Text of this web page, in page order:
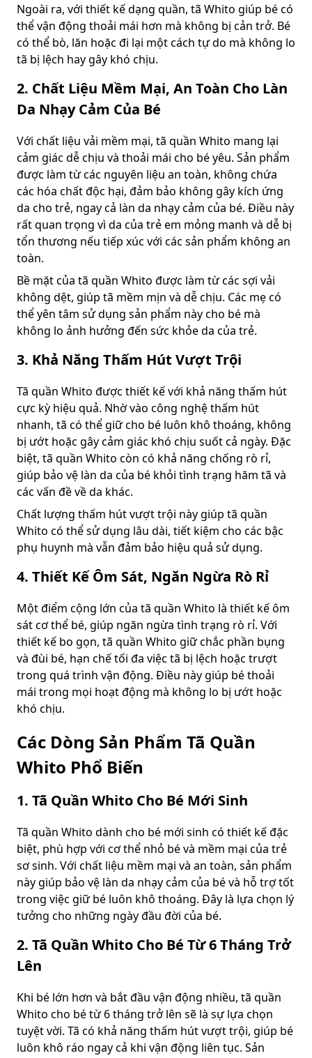
Ngoài ra, với thiết kế dạng quần, tã Whito giúp bé có
thể vận động thoải mái hơn mà không bị cản trở. Bé
có thể bò, lăn hoặc đi lại một cách tự do mà không lo
tã bị lệch hay gây khó chịu.
2. Chất Liệu Mềm Mại, An Toàn Cho Làn
Da Nhạy Cảm Của Bé
Với chất liệu vải mềm mại, tã quần Whito mang lại
cảm giác dễ chịu và thoải mái cho bé yêu. Sản phẩm
được làm từ các nguyên liệu an toàn, không chứa
các hóa chất độc hại, đảm bảo không gây kích ứng
da cho trẻ, ngay cả làn da nhạy cảm của bé. Điều này
rất quan trọng vì da của trẻ em mỏng manh và dễ bị
tổn thương nếu tiếp xúc với các sản phẩm không an
toàn.
Bề mặt của tã quần Whito được làm từ các sợi vải
không dệt, giúp tã mềm mịn và dễ chịu. Các mẹ có
thể yên tâm sử dụng sản phẩm này cho bé mà
không lo ảnh hưởng đến sức khỏe da của trẻ.
3. Khả Năng Thấm Hút Vượt Trội
Tã quần Whito được thiết kế với khả năng thấm hút
cực kỳ hiệu quả. Nhờ vào công nghệ thấm hút
nhanh, tã có thể giữ cho bé luôn khô thoáng, không
bị ướt hoặc gây cảm giác khó chịu suốt cả ngày. Đặc
biệt, tã quần Whito còn có khả năng chống rò rỉ,
giúp bảo vệ làn da của bé khỏi tình trạng hăm tã và
các vấn đề về da khác.
Chất lượng thấm hút vượt trội này giúp tã quần
Whito có thể sử dụng lâu dài, tiết kiệm cho các bậc
phụ huynh mà vẫn đảm bảo hiệu quả sử dụng.
4. Thiết Kế Ôm Sát, Ngăn Ngừa Rò Rỉ
Một điểm cộng lớn của tã quần Whito là thiết kế ôm
sát cơ thể bé, giúp ngăn ngừa tình trạng rò rỉ. Với
thiết kế bo gọn, tã quần Whito giữ chắc phần bụng
và đùi bé, hạn chế tối đa việc tã bị lệch hoặc trượt
trong quá trình vận động. Điều này giúp bé thoải
mái trong mọi hoạt động mà không lo bị ướt hoặc
khó chịu.
Các Dòng Sản Phẩm Tã Quần
Whito Phổ Biến
1. Tã Quần Whito Cho Bé Mới Sinh
Tã quần Whito dành cho bé mới sinh có thiết kế đặc
biệt, phù hợp với cơ thể nhỏ bé và mềm mại của trẻ
sơ sinh. Với chất liệu mềm mại và an toàn, sản phẩm
này giúp bảo vệ làn da nhạy cảm của bé và hỗ trợ tốt
trong việc giữ bé luôn khô thoáng. Đây là lựa chọn lý
tưởng cho những ngày đầu đời của bé.
2. Tã Quần Whito Cho Bé Từ 6 Tháng Trở
Lên
Khi bé lớn hơn và bắt đầu vận động nhiều, tã quần
Whito cho bé từ 6 tháng trở lên sẽ là sự lựa chọn
tuyệt vời. Tã có khả năng thấm hút vượt trội, giúp bé
luôn khô ráo ngay cả khi vận động liên tục. Sản